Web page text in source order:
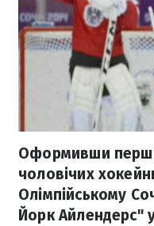
Оформивши
чоловічих
Олімпійському
Йорк Айлендерс" у